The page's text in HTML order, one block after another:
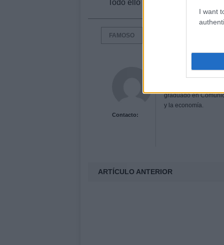
I want
Todo ello ha supuesto la critica
FAMOSO
Contacto:
Fernando
graduado en
y la economía.
ARTÍCULO ANTERIOR